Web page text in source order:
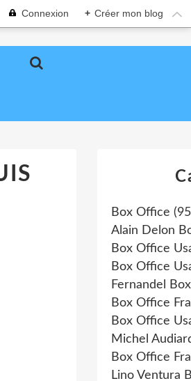
Connexion + Créer mon blog
Box Office
Alain Delon
Box Office
Box Office
Fernandel
Box Office
Box Office
Michel
Box Office
Lino Ventura